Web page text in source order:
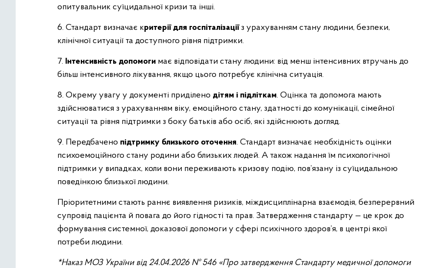
опитувальник суїцидальної кризи та інші.
6. Стандарт визначає критерії для госпіталізаціїз урахуванням стану людини, безпеки,
клінічної ситуації та доступного рівня підтримки.
7. Інтенсивність допомоги має відповідати стану людини: від менш інтенсивних втручань до
більш інтенсивного лікування, якщо цього потребує клінічна ситуація.
8. Окрему увагу у документі приділено дітям і підліткам. Оцінка та допомога мають
здійснюватися з урахуванням віку, емоційного стану, здатності до комунікації, сімейної
ситуації та рівня підтримки з боку батьків або осіб, які здійснюють догляд.
9. Передбачено підтримку близького оточення. Стандарт визначає необхідність оцінки
психоемоційного стану родини або близьких людей. А також надання їм психологічної
підтримки у випадках, коли вони переживають кризову подію, пов’язану із суїцидальною
поведінкою близької людини.
Пріоритетними стають раннє виявлення ризиків, міждисциплінарна взаємодія, безперервний
супровід пацієнта й повага до його гідності та прав. Затвердження стандарту — це крок до
формування системної, доказової допомоги у сфері психічного здоров’я, в центрі якої
потреби людини.
*Наказ МОЗ України від 24.04.2026 № 546 «Про затвердження Стандарту медичної допомоги